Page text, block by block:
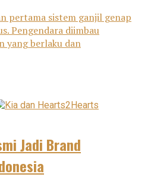
pertama sistem ganjil genap
Pengendara diimbau
yang berlaku dan
Jadi Brand